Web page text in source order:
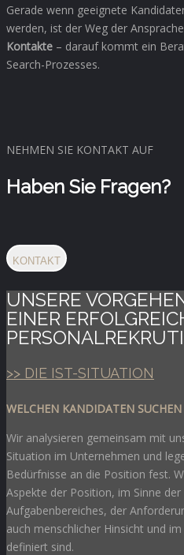
Gerade wenn geeignete
werden, ist der Weg der
Kontakte – darauf kommt ein
Search-Prozesses.
NEHMEN SIE KONTAKT AUF
Haben Sie Fragen?
KONTAKT
UNSERE
EINER
>> DIE IST-SITUATION
WELCHEN KANDIDATEN SUCHEN
Wir analysieren gemeinsam mit
Situation im Unternehmen und
Bedürfnisse an die Position fest.
Aspekte der Position, im Sinne der
Aufgabenbereiches, der
auch menschlicher Hinsicht und
definiert sind.